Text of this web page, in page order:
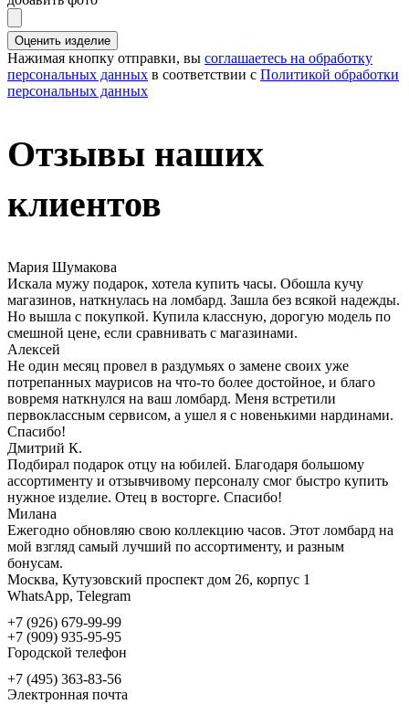
Оценить изделие
Нажимая кнопку отправки, вы соглашаетесь на обработку
персональных данных в соответствии с Политикой обработки
персональных данных
Отзывы наших
клиентов
Мария Шумакова
Искала мужу подарок, хотела купить часы. Обошла кучу
магазинов, наткнулась на ломбард. Зашла без всякой надежды.
Но вышла с покупкой. Купила классную, дорогую модель по
смешной цене, если сравнивать с магазинами.
Алексей
Не один месяц провел в раздумьях о замене своих уже
потрепанных маурисов на что-то более достойное, и благо
вовремя наткнулся на ваш ломбард. Меня встретили
первоклассным сервисом, а ушел я с новенькими нардинами.
Спасибо!
Дмитрий К.
Подбирал подарок отцу на юбилей. Благодаря большому
ассортименту и отзывчивому персоналу смог быстро купить
нужное изделие. Отец в восторге. Спасибо!
Милана
Ежегодно обновляю свою коллекцию часов. Этот ломбард на
мой взгляд самый лучший по ассортименту, и разным
бонусам.
Москва, Кутузовский проспект дом 26, корпус 1
WhatsApp, Telegram
+7 (926) 679-99-99
+7 (909) 935-95-95
Городской телефон
+7 (495) 363-83-56
Электронная почта